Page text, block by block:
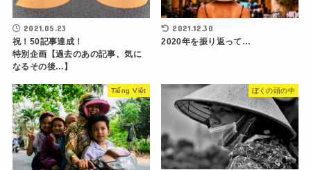
2021.05.23
祝！50記事達成！
特別企画【過去のあの記事、気に
なるその後…】
2021.12.30
2020年を振り返って…
Tiếng Việt ぼくの頭の中